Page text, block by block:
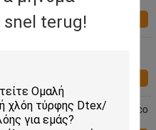
snel terug!Ερώτηση τώρα
σχολική παιδική χαρά Eco
τεχνητή χλόη τύρφης